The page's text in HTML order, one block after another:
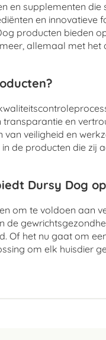
en supplementen die
en innovatieve
producten bieden
allemaal met het
en
veiligheid en
de producten die zij
Dursy Dog
om te voldoen aan
de
Of het nu gaat om
om elk huisdier